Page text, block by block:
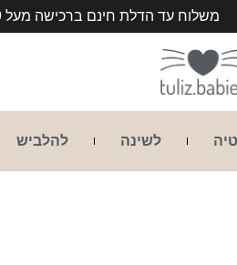
משלוח עד הדלת חינם ברכישה מעל 399 ש״ח
לשינה להלביש